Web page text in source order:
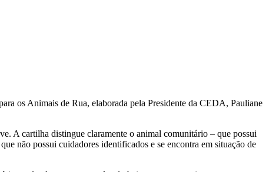
os Animais de Rua, elaborada pela Presidente da CEDA, Pauliane
A cartilha distingue claramente o animal comunitário – que possui
que não possui cuidadores identificados e se encontra em situação de